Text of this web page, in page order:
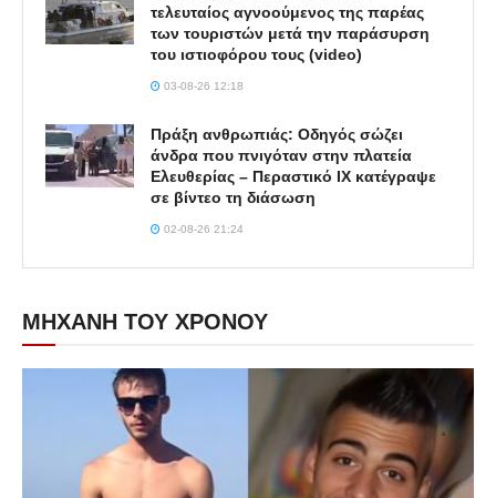
τελευταίος αγνοούμενος της παρέας
των τουριστών μετά την παράσυρση
του ιστιοφόρου τους (video)
03-08-26 12:18
Πράξη ανθρωπιάς: Οδηγός σώζει
άνδρα που πνιγόταν στην πλατεία
Ελευθερίας – Περαστικό ΙΧ κατέγραψε
σε βίντεο τη διάσωση
02-08-26 21:24
ΜΗΧΑΝΗ ΤΟΥ ΧΡΟΝΟΥ